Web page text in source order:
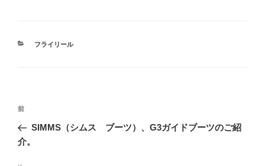
カ
フライリール
投
ナ
前
の
投
前
SIMMS（シムス ブーツ）、G3ガイドブーツのご紹
介。